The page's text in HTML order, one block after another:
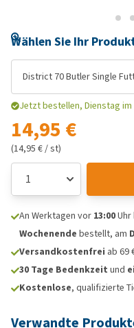
Wählen Sie Ihr
District 70 Butler Single
Jetzt bestellen, Dienstag im
14,95 €
(14,95 € / st)
An Werktagen vor 13:00
Wochenende bestellt, am
Versandkostenfrei ab 69
30 Tage Bedenkzeit und
Kostenlose, qualifizierte
Verwandte